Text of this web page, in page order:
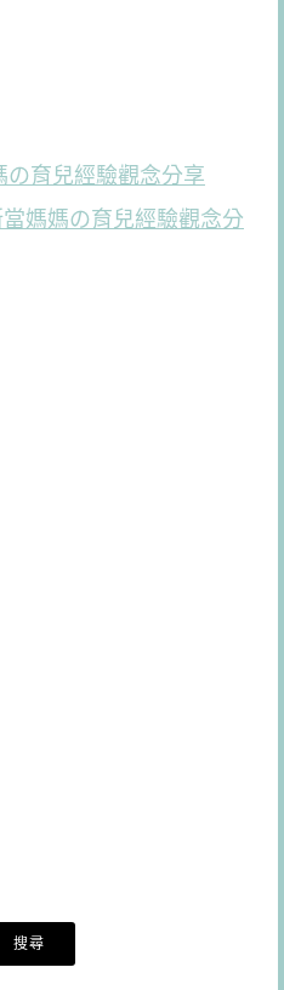
の育兒經驗觀念分享
媽媽の育兒經驗觀念分